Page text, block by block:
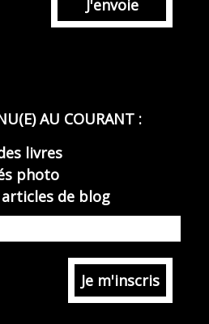
J'envoie
AU COURANT :
livres
photo
de blog